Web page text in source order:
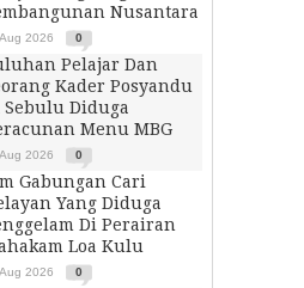
Nusantara
2026 0
Pelajar Dan
Kader Posyandu
Sebulu Diduga
Menu MBG
2026 0
Gabungan Cari
Yang Diduga
Di Perairan
Loa Kulu
2026 0